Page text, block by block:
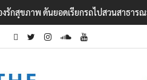
Club รุ่น 4 ดึงเครือข่ายรัฐ-เอกชน ยกร